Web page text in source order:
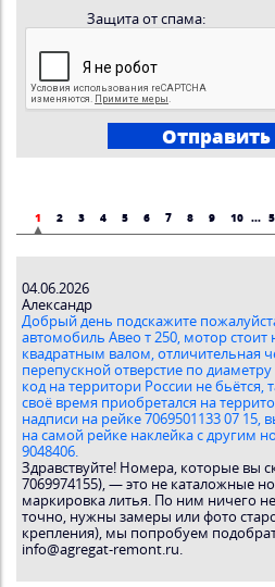
Защита от спама:
1 2 3 4 5 6 7 8 9 10 ...
04.06.2026
Александр
Добрый день подскажите
автомобиль Авео т 250, мотор стоит
квадратным валом, отличительная
перепускной отверстие по
код на территори России не бьётся,
своё время приобретался на
надписи на рейке 7069501133 07 15,
на самой рейке наклейка с другим
9048406.
Здравствуйте! Номера, которые вы
7069974155), — это не каталожные
маркировка литья. По ним ничего
точно, нужны замеры или фото
крепления), мы попробуем
info@agregat-remont.ru.